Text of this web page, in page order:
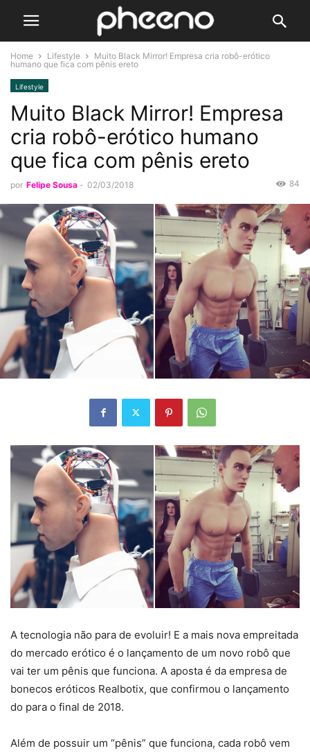
Home Lifestyle
Muito Black Mirror! Empresa cria robô-erótico
humano que fica com pênis ereto
Lifestyle
Muito Black Mirror! Empresa
cria robô-erótico humano
que fica com pênis ereto
por Felipe Sousa - 02/03/2018 84
A tecnologia não para de evoluir! E a mais nova empreitada
do mercado erótico é o lançamento de um novo robô que
vai ter um pênis que funciona. A aposta é da empresa de
bonecos eróticos Realbotix, que confirmou o lançamento
do para o final de 2018.
Além de possuir um “pênis” que funciona, cada robô vem